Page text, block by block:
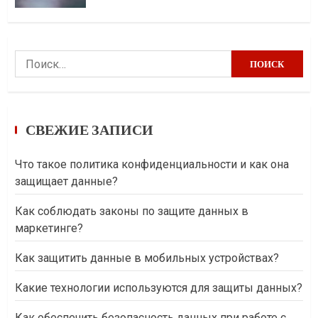
Найти:
СВЕЖИЕ ЗАПИСИ
Что такое политика конфиденциальности и как она
защищает данные?
Как соблюдать законы по защите данных в
маркетинге?
Как защитить данные в мобильных устройствах?
Какие технологии используются для защиты данных?